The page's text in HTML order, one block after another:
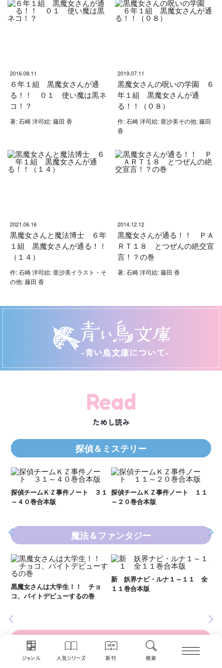
ジャンル 人気シリーズ 新刊 検索
2016.08.11
６年１組 黒魔女さんが通
る！！ ０１ 使い魔は黒ネ
コ！？
著: 石崎 洋司絵: 藤田 香
2019.07.11
黒魔女さんの呪いの学園 ６
年１組 黒魔女さんが通
る！！（０８）
作: 石崎 洋司絵: 亜沙美その他: 藤田
香
2021.06.16
黒魔女さんと魔法博士 ６年
１組 黒魔女さんが通る！！
（１４）
作: 石崎 洋司絵: 亜沙美イラスト・そ
の他: 藤田 香
2014.12.12
黒魔女さんが通る！！ ＰＡ
ＲＴ１８ とつぜんの絶交宣
言！？の巻
著: 石崎 洋司絵: 藤田 香
-青い鳥文庫について-
Read
ためし読み
探偵＆ミステリー
探偵チームＫＺ事件ノート ３１
～４０巻合本版
探偵チームＫＺ事件ノート １１
～２０巻合本版
魔法＆ファンタジー
黒魔女さんは大学生！！ チョ
コ、バイトデビューするの巻
新 妖界ナビ・ルナ１～１１ 全
１１巻合本版
恋愛、キュンとする話